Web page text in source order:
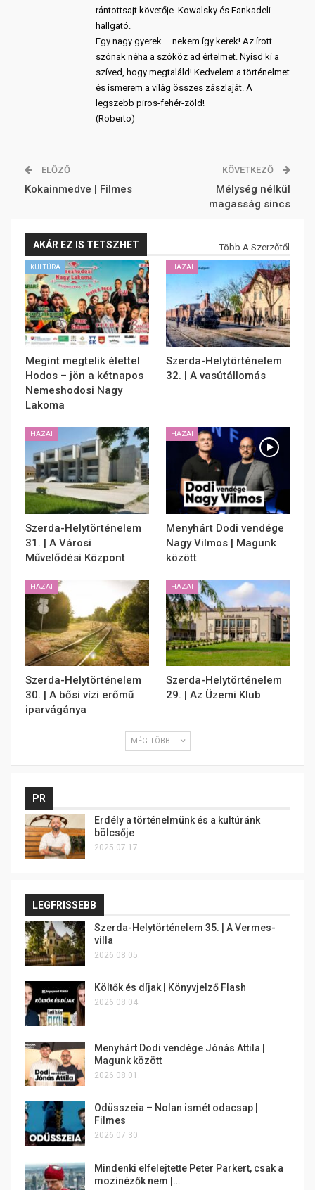
rántottsajt követője. Kowalsky és Fankadeli
hallgató.
Egy nagy gyerek – nekem így kerek! Az írott
szónak néha a szóköz ad értelmet. Nyisd ki a
szíved, hogy megtaláld! Kedvelem a történelmet
és ismerem a világ összes zászlaját. A
legszebb piros-fehér-zöld!
(Roberto)
ELŐZŐ
Kokainmedve | Filmes
KÖVETKEZŐ
Mélység nélkül
magasság sincs
AKÁR EZ IS TETSZHET Több A Szerzőtől
KULTÚRA
Megint megtelik élettel
Hodos – jön a kétnapos
Nemeshodosi Nagy
Lakoma
HAZAI
Szerda-Helytörténelem
32. | A vasútállomás
HAZAI
Szerda-Helytörténelem
31. | A Városi
Művelődési Központ
HAZAI
Menyhárt Dodi vendége
Nagy Vilmos | Magunk
között
HAZAI
Szerda-Helytörténelem
30. | A bősi vízi erőmű
iparvágánya
HAZAI
Szerda-Helytörténelem
29. | Az Üzemi Klub
MÉG TÖBB...
PR
Erdély a történelmünk és a kultúránk
bölcsője
2025.07.17.
LEGFRISSEBB
Szerda-Helytörténelem 35. | A Vermes-
villa
2026.08.05.
Költők és díjak | Könyvjelző Flash
2026.08.04.
Menyhárt Dodi vendége Jónás Attila |
Magunk között
2026.08.01.
Odüsszeia – Nolan ismét odacsap |
Filmes
2026.07.30.
Mindenki elfelejtette Peter Parkert, csak a
mozinézők nem |…